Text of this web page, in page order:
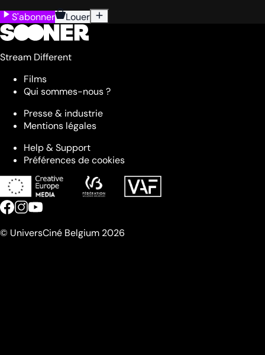
S'abonner
Louer
Stream Different
Films
Qui sommes-nous ?
Presse & industrie
Mentions légales
Help & Support
Préférences de cookies
© UniversCiné Belgium 2026